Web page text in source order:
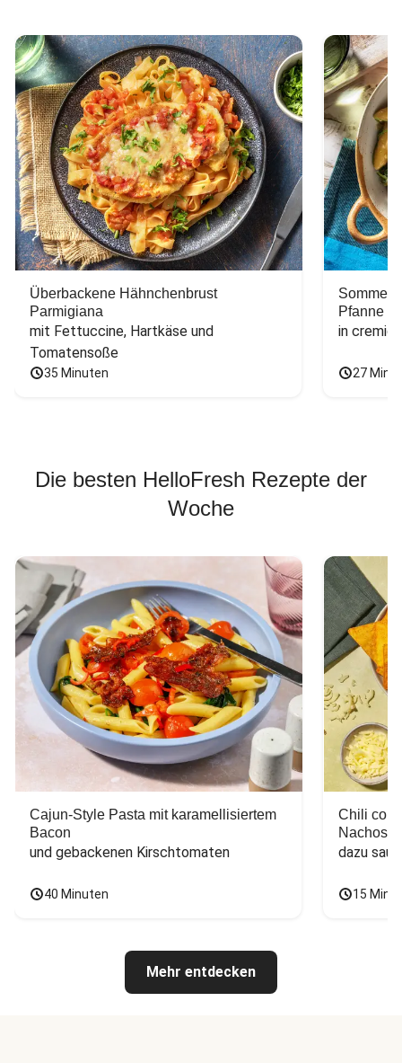
Überbackene Hähnchenbrust
Parmigiana
mit Fettuccine, Hartkäse und
Tomatensoße
35 Minuten
Pfanne
in
27
Die besten HelloFresh Rezepte der
Woche
Cajun-Style Pasta mit karamellisiertem
Bacon
und gebackenen Kirschtomaten
40 Minuten
Chili con
Nachos
dazu
15
Mehr entdecken